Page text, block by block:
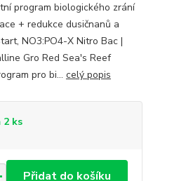
program biologického zrání
+ redukce dusičnanů a
NO3:PO4-X Nitro Bac |
Gro Red Sea's Reef
pro bi... celý popis
2 ks
Přidat do košíku